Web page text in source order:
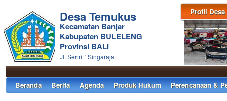
Profil Desa
Desa Temukus
Kecamatan Banjar
Kabupaten BULELENG
Provinsi BALI
Jl. Seririt ' Singaraja
Beranda Berita Agenda Produk Hukum Perencanaan &